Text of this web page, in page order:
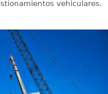
vehiculares.